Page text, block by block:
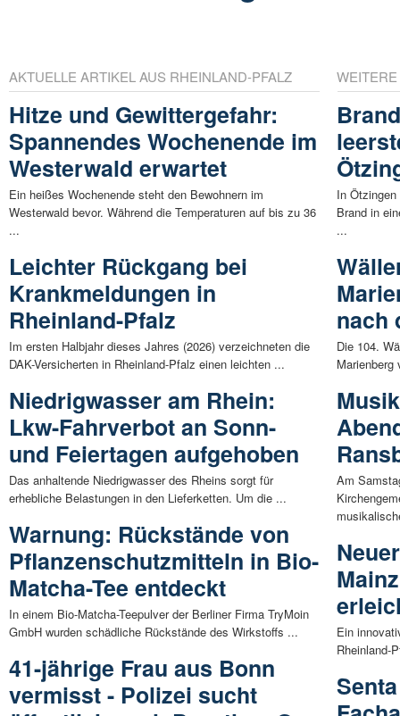
AKTUELLE ARTIKEL AUS RHEINLAND-PFALZ
Hitze und Gewittergefahr:
Spannendes Wochenende im
Westerwald erwartet
Ein heißes Wochenende steht den Bewohnern im
Westerwald bevor. Während die Temperaturen auf bis zu 36
...
Leichter Rückgang bei
Krankmeldungen in
Rheinland-Pfalz
Im ersten Halbjahr dieses Jahres (2026) verzeichneten die
DAK-Versicherten in Rheinland-Pfalz einen leichten ...
Niedrigwasser am Rhein:
Lkw-Fahrverbot an Sonn-
und Feiertagen aufgehoben
Das anhaltende Niedrigwasser des Rheins sorgt für
erhebliche Belastungen in den Lieferketten. Um die ...
Warnung: Rückstände von
Pflanzenschutzmitteln in Bio-
Matcha-Tee entdeckt
In einem Bio-Matcha-Teepulver der Berliner Firma TryMoin
GmbH wurden schädliche Rückstände des Wirkstoffs ...
41-jährige Frau aus Bonn
vermisst - Polizei sucht
In
Brand in
...
nach
Die 104.
Am
Ein
Rheinland-